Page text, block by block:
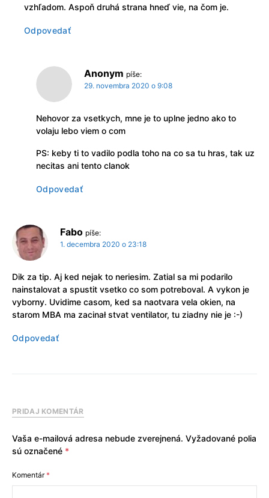
vzhľadom. Aspoň druhá strana hneď vie, na čom je.
Odpovedať
Anonym píše:
29. novembra 2020 o 9:08
Nehovor za vsetkych, mne je to uplne jedno ako to
volaju lebo viem o com
PS: keby ti to vadilo podla toho na co sa tu hras, tak uz
necitas ani tento clanok
Odpovedať
Fabo píše:
1. decembra 2020 o 23:18
Dik za tip. Aj ked nejak to neriesim. Zatial sa mi podarilo
nainstalovat a spustit vsetko co som potreboval. A vykon je
vyborny. Uvidime casom, ked sa naotvara vela okien, na
starom MBA ma zacinał stvat ventilator, tu ziadny nie je :-)
Odpovedať
PRIDAJ KOMENTÁR
Vaša e-mailová adresa nebude zverejnená. Vyžadované polia
sú označené *
Komentár*